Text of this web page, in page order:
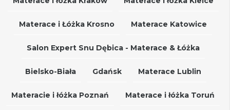
Materace i Łóżka Krosno Materace Katowice
Salon Expert Snu Dębica - Materace & Łóżka
Bielsko-Biała Gdańsk Materace Lublin
Materacie i łóżka Poznań Materace i łóżka Toruń